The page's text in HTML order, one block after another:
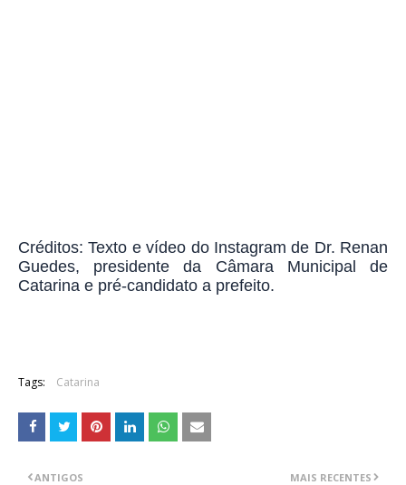
Créditos: Texto e vídeo do Instagram de Dr. Renan
Guedes, presidente da Câmara Municipal de
Catarina e pré-candidato a prefeito.
Tags: Catarina
MAIS RECENTES
ANTIGOS